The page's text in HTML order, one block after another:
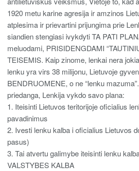
1920 metu karine agresija ir amzinos
atplesima ir prievartini prijungima prie
siandien stengiasi ivykdyti TA PATI
meluodami, PRISIDENGDAMI
TEISEMIS. Kaip zinome, lenkai nera
lenku yra virs 38 milijonu, Lietuvoje
BENDRUOMENE, o ne “lenku
priedanga, Lenkija vykdo savo plana:
1. Iteisinti Lietuvos teritorijoje oficialius
pavadinimus
2. Ivesti lenku kalba i oficialius Lietuvos
pasus)
3. Tai atvertu galimybe iteisinti lenku
VALSTYBES KALBA